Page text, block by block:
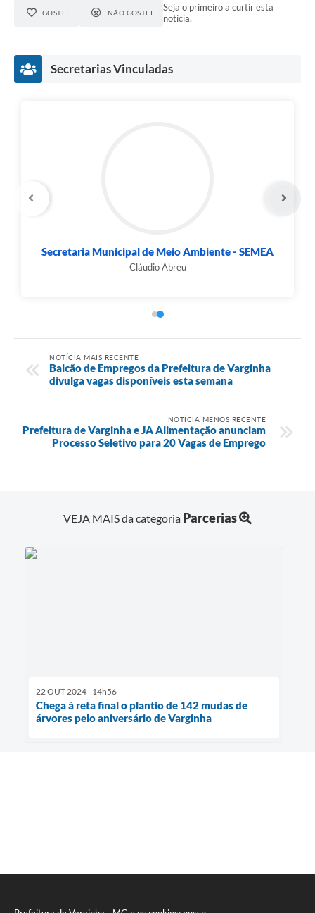
GOSTEI NÃO GOSTEI
Seja o primeiro a curtir esta
notícia.
Secretarias Vinculadas
Secretaria Municipal de Meio Ambiente - SEMEA
Cláudio Abreu
NOTÍCIA MAIS RECENTE
Balcão de Empregos da Prefeitura de Varginha
divulga vagas disponíveis esta semana
NOTÍCIA MENOS RECENTE
Prefeitura de Varginha e JA Alimentação anunciam
Processo Seletivo para 20 Vagas de Emprego
VEJA MAIS da categoria Parcerias
22 OUT 2024 - 14h56
Chega à reta final o plantio de 142 mudas de
árvores pelo aniversário de Varginha